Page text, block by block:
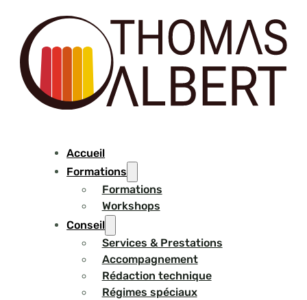
Accueil
Formations
Formations
Workshops
Conseil
Services & Prestations
Accompagnement
Rédaction technique
Régimes spéciaux